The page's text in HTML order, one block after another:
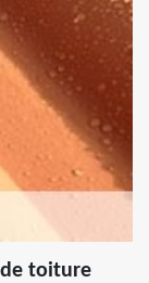
toiture